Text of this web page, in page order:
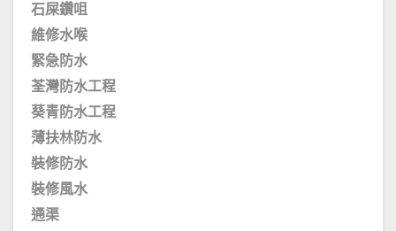
石屎鑽咀
維修水喉
緊急防水
荃灣防水工程
葵青防水工程
薄扶林防水
裝修防水
裝修風水
通渠